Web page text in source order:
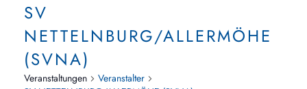
SV
NETTELNBURG/ALLERMÖHE
(SVNA)
Veranstaltungen
Veranstalter